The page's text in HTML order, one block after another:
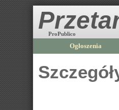
ProPublico
Ogłoszenia